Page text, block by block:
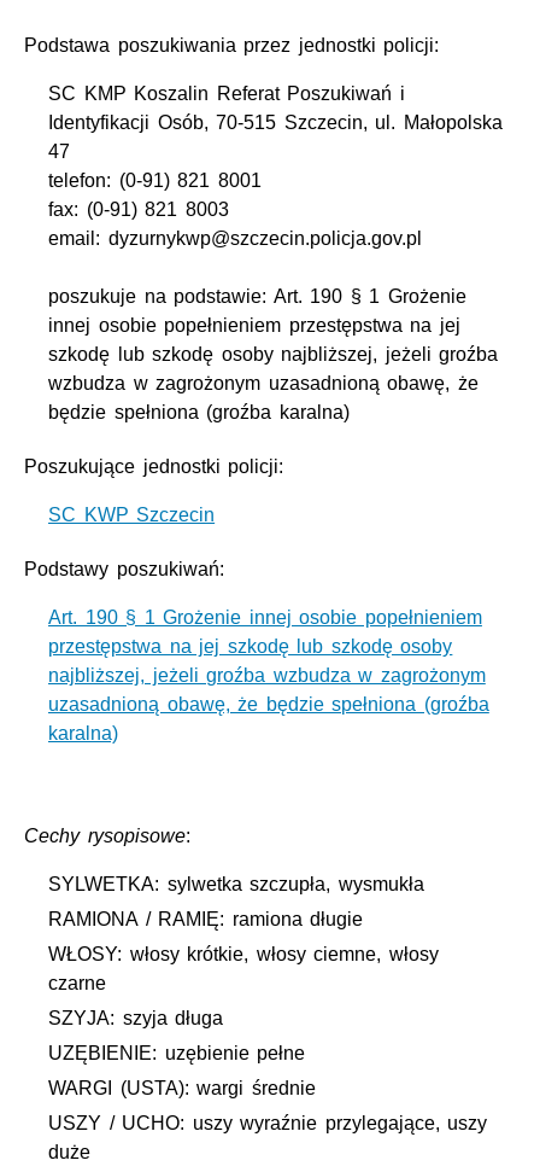
Podstawa poszukiwania przez jednostki policji:
SC KMP Koszalin Referat Poszukiwań i
Identyfikacji Osób, 70-515 Szczecin, ul. Małopolska
47
telefon: (0-91) 821 8001
fax: (0-91) 821 8003
email: dyzurnykwp@szczecin.policja.gov.pl
poszukuje na podstawie: Art. 190 § 1 Grożenie
innej osobie popełnieniem przestępstwa na jej
szkodę lub szkodę osoby najbliższej, jeżeli groźba
wzbudza w zagrożonym uzasadnioną obawę, że
będzie spełniona (groźba karalna)
Poszukujące jednostki policji:
SC KWP Szczecin
Podstawy poszukiwań:
Art. 190 § 1 Grożenie innej osobie popełnieniem
przestępstwa na jej szkodę lub szkodę osoby
najbliższej, jeżeli groźba wzbudza w zagrożonym
uzasadnioną obawę, że będzie spełniona (groźba
karalna)
Cechy rysopisowe:
SYLWETKA: sylwetka szczupła, wysmukła
RAMIONA / RAMIĘ: ramiona długie
WŁOSY: włosy krótkie, włosy ciemne, włosy
czarne
SZYJA: szyja długa
UZĘBIENIE: uzębienie pełne
WARGI (USTA): wargi średnie
USZY / UCHO: uszy wyraźnie przylegające, uszy
duże